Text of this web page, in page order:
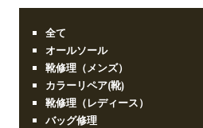
全て
オールソール
靴修理（メンズ）
カラーリペア(靴)
靴修理（レディース）
バッグ修理